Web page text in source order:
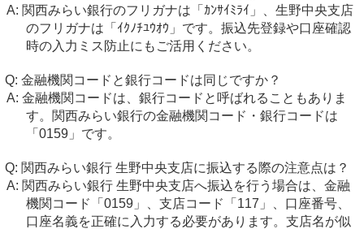
関西みらい銀行のフリガナは「ｶﾝｻｲﾐﾗｲ」、生野中央支店
のフリガナは「ｲｸﾉﾁﾕｳｵｳ」です。振込先登録や口座確認
時の入力ミス防止にもご活用ください。
金融機関コードと銀行コードは同じですか？
金融機関コードは、銀行コードと呼ばれることもありま
す。関西みらい銀行の金融機関コード・銀行コードは
「0159」です。
関西みらい銀行 生野中央支店に振込する際の注意点は？
関西みらい銀行 生野中央支店へ振込を行う場合は、金融
機関コード「0159」、支店コード「117」、口座番号、
口座名義を正確に入力する必要があります。支店名が似